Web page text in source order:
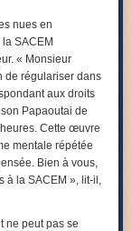
nues en
SACEM
« Monsieur
de régulariser dans
aux droits
Papaoutai de
Cette œuvre
mentale répétée
Bien à vous,
à la SACEM », lit-il,
ne peut pas se